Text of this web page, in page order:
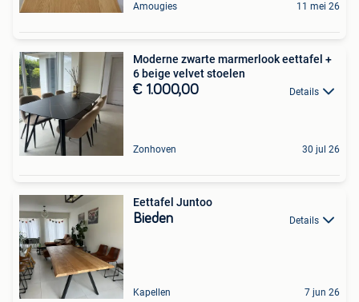
Amougies 11 mei 26
Moderne zwarte marmerlook eettafel +
6 beige velvet stoelen
€ 1.000,00 Details
Zonhoven 30 jul 26
Eettafel Juntoo
Bieden Details
Kapellen 7 jun 26